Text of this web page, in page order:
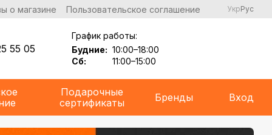
о магазине Пользовательское соглашение УкрРус
55 05
График работы:
Будние: 10:00–18:00
Сб:
11:00–15:00
Подарочные
сертификаты
Бренды Вход